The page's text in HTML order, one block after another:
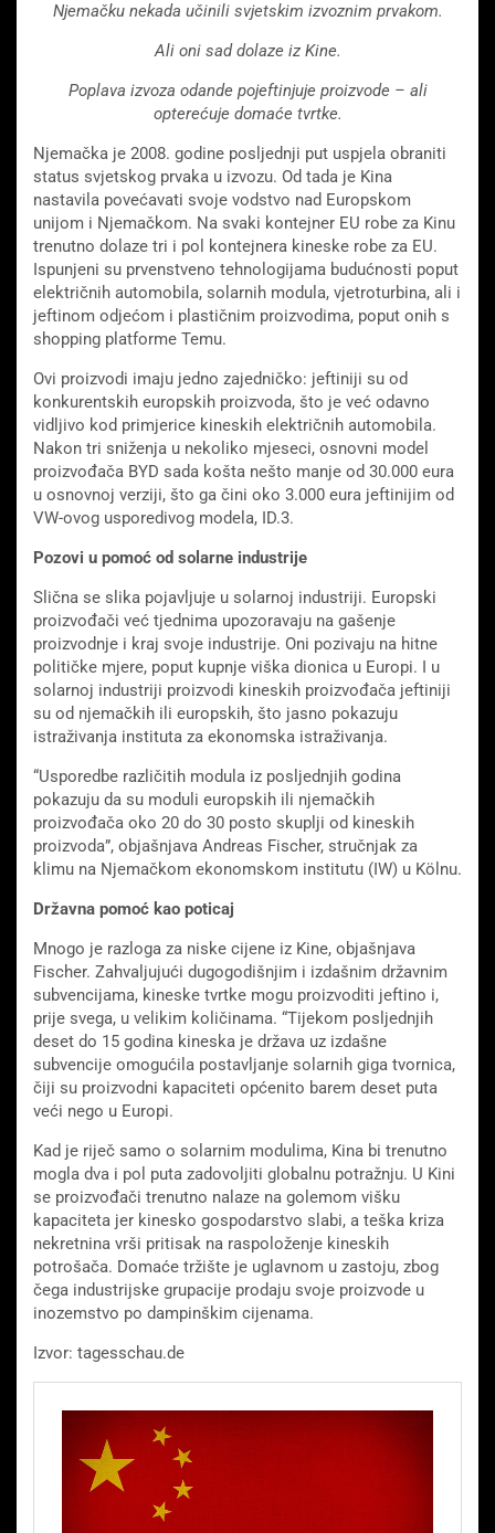
Njemačku nekada učinili svjetskim izvoznim prvakom.
Ali oni sad dolaze iz Kine.
Poplava izvoza odande pojeftinjuje proizvode – ali
opterećuje domaće tvrtke.
Njemačka je 2008. godine posljednji put uspjela obraniti
status svjetskog prvaka u izvozu. Od tada je Kina
nastavila povećavati svoje vodstvo nad Europskom
unijom i Njemačkom. Na svaki kontejner EU robe za Kinu
trenutno dolaze tri i pol kontejnera kineske robe za EU.
Ispunjeni su prvenstveno tehnologijama budućnosti poput
električnih automobila, solarnih modula, vjetroturbina, ali i
jeftinom odjećom i plastičnim proizvodima, poput onih s
shopping platforme Temu.
Ovi proizvodi imaju jedno zajedničko: jeftiniji su od
konkurentskih europskih proizvoda, što je već odavno
vidljivo kod primjerice kineskih električnih automobila.
Nakon tri sniženja u nekoliko mjeseci, osnovni model
proizvođača BYD sada košta nešto manje od 30.000 eura
u osnovnoj verziji, što ga čini oko 3.000 eura jeftinijim od
VW-ovog usporedivog modela, ID.3.
Pozovi u pomoć od solarne industrije
Slična se slika pojavljuje u solarnoj industriji. Europski
proizvođači već tjednima upozoravaju na gašenje
proizvodnje i kraj svoje industrije. Oni pozivaju na hitne
političke mjere, poput kupnje viška dionica u Europi. I u
solarnoj industriji proizvodi kineskih proizvođača jeftiniji
su od njemačkih ili europskih, što jasno pokazuju
istraživanja instituta za ekonomska istraživanja.
“Usporedbe različitih modula iz posljednjih godina
pokazuju da su moduli europskih ili njemačkih
proizvođača oko 20 do 30 posto skuplji od kineskih
proizvoda”, objašnjava Andreas Fischer, stručnjak za
klimu na Njemačkom ekonomskom institutu (IW) u Kölnu.
Državna pomoć kao poticaj
Mnogo je razloga za niske cijene iz Kine, objašnjava
Fischer. Zahvaljujući dugogodišnjim i izdašnim državnim
subvencijama, kineske tvrtke mogu proizvoditi jeftino i,
prije svega, u velikim količinama. “Tijekom posljednjih
deset do 15 godina kineska je država uz izdašne
subvencije omogućila postavljanje solarnih giga tvornica,
čiji su proizvodni kapaciteti općenito barem deset puta
veći nego u Europi.
Kad je riječ samo o solarnim modulima, Kina bi trenutno
mogla dva i pol puta zadovoljiti globalnu potražnju. U Kini
se proizvođači trenutno nalaze na golemom višku
kapaciteta jer kinesko gospodarstvo slabi, a teška kriza
nekretnina vrši pritisak na raspoloženje kineskih
potrošača. Domaće tržište je uglavnom u zastoju, zbog
čega industrijske grupacije prodaju svoje proizvode u
inozemstvo po dampinškim cijenama.
Izvor: tagesschau.de